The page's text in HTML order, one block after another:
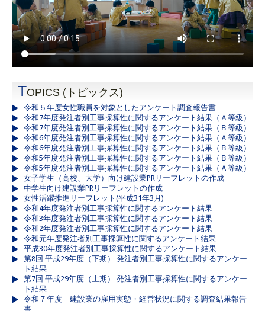
TOPICS (トピックス)
令和５年度女性職員を対象としたアンケート調査報告書
令和7年度発注者別工事採算性に関するアンケート結果（Ａ等級）
令和7年度発注者別工事採算性に関するアンケート結果（Ｂ等級）
令和6年度発注者別工事採算性に関するアンケート結果（Ａ等級）
令和6年度発注者別工事採算性に関するアンケート結果（Ｂ等級）
令和5年度発注者別工事採算性に関するアンケート結果（Ｂ等級）
令和5年度発注者別工事採算性に関するアンケート結果（Ａ等級）
女子学生（高校、大学）向け建設業PRリーフレットの作成
中学生向け建設業PRリーフレットの作成
女性活躍推進リーフレット(平成31年3月)
令和4年度発注者別工事採算性に関するアンケート結果
令和3年度発注者別工事採算性に関するアンケート結果
令和2年度発注者別工事採算性に関するアンケート結果
令和元年度発注者別工事採算性に関するアンケート結果
平成30年度発注者別工事採算性に関するアンケート結果
第8回 平成29年度（下期） 発注者別工事採算性に関するアンケー
ト結果
第7回 平成29年度（上期） 発注者別工事採算性に関するアンケー
ト結果
令和７年度 建設業の雇用実態・経営状況に関する調査結果報告
書